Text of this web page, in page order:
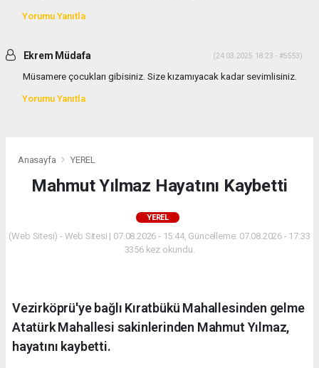
Yorumu Yanıtla
Ekrem Müdafa (24.03.2025 18:23 - #5553)
Müsamere çocukları gibisiniz. Size kızamıyacak kadar sevimlisiniz.
Yorumu Yanıtla
Anasayfa YEREL
Mahmut Yılmaz Hayatını Kaybetti
YEREL
(Web Sitesi) - Web Sitesi | 07.08.2026 - 15:44, Güncelleme: 07.08.2026 - 17:33
3356 kez okundu.
Vezirköprü'ye bağlı Kıratbükü Mahallesinden gelme
Atatürk Mahallesi sakinlerinden Mahmut Yılmaz,
hayatını kaybetti.